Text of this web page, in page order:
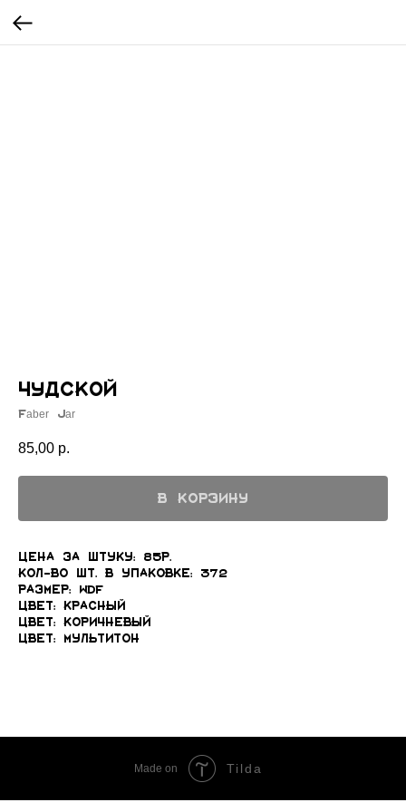
Чудской
Faber Jar
85,00 р.
В КОРЗИНУ
Цена за штуку: 85р.
Кол-во шт. в упаковке: 372
Размер: WDF
Цвет: Красный
Цвет: Коричневый
Цвет: Мультитон
Made on Tilda